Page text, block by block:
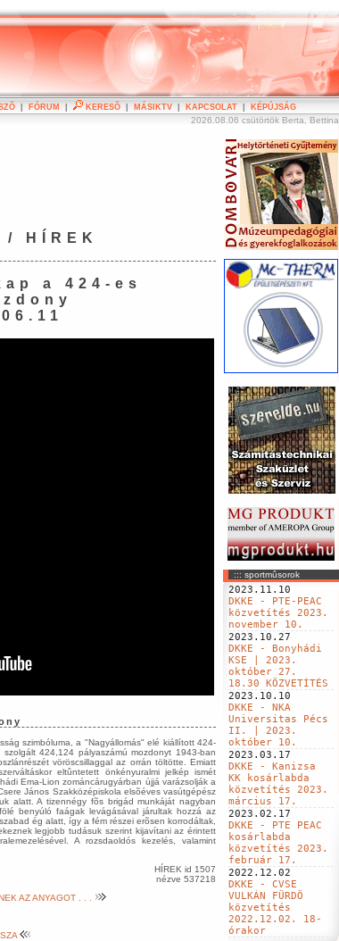
FÓRUM KERESÕ MÁSIKTV KAPCSOLAT KÉPÚJSÁG
2026.08.06 csütörtök Berta, Bettina
::: sportmûsorok
2023.11.10
DKKE - PTE-PEAC
közvetítés 2023.
november 10.
2023.10.27
DKKE - Bonyhádi
KSE | 2023.
október 27.
18.30 KÖZVETÍTÉS
2023.10.10
DKKE - NKA
Universitas Pécs
II. | 2023.
október 10.
2023.03.17
DKKE - Kanizsa
KK kosárlabda
közvetítés 2023.
március 17.
2023.02.17
DKKE - PTE PEAC
kosárlabda
közvetítés 2023.
február 17.
2022.12.02
DKKE - CVSE
VULKÁN FÜRDÖ
közvetítés
2022.12.02. 18-
órakor
/ HÍREK
a 424-es
szimbóluma, a "Nagyállomás" elé kiállított 424-
424,124 pályaszámú mozdonyt 1943-ban
vöröscsillaggal az orrán töltötte. Emiatt
eltûntetett önkényuralmi jelkép ismét
Ema-Lion zománcárugyárban újjá varázsolják a
János Szakközépiskola elsõéves vasútgépész
alatt. A tizennégy fõs brigád munkáját nagyban
benyúló faágak levágásával járultak hozzá az
ég alatt, így a fém részei erõsen korrodáltak,
legjobb tudásuk szerint kijavítani az érintett
A rozsdaoldós kezelés, valamint
HÍREK id 1507
nézve 537218
AZ ANYAGOT . . .